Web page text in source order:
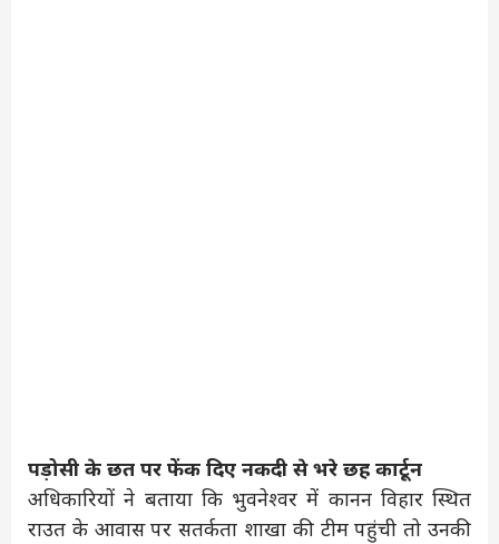
पड़ोसी के छत पर फेंक दिए नकदी से भरे छह कार्टून
अधिकारियों ने बताया कि भुवनेश्वर में कानन विहार स्थित
राउत के आवास पर सतर्कता शाखा की टीम पहुंची तो उनकी